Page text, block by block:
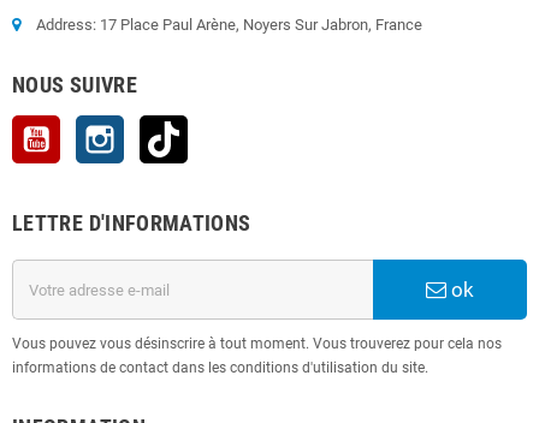
Address: 17 Place Paul Arène, Noyers Sur Jabron, France
NOUS SUIVRE
YouTube Instagram
LETTRE D'INFORMATIONS
ok
Vous pouvez vous désinscrire à tout moment. Vous trouverez pour cela nos
informations de contact dans les conditions d'utilisation du site.